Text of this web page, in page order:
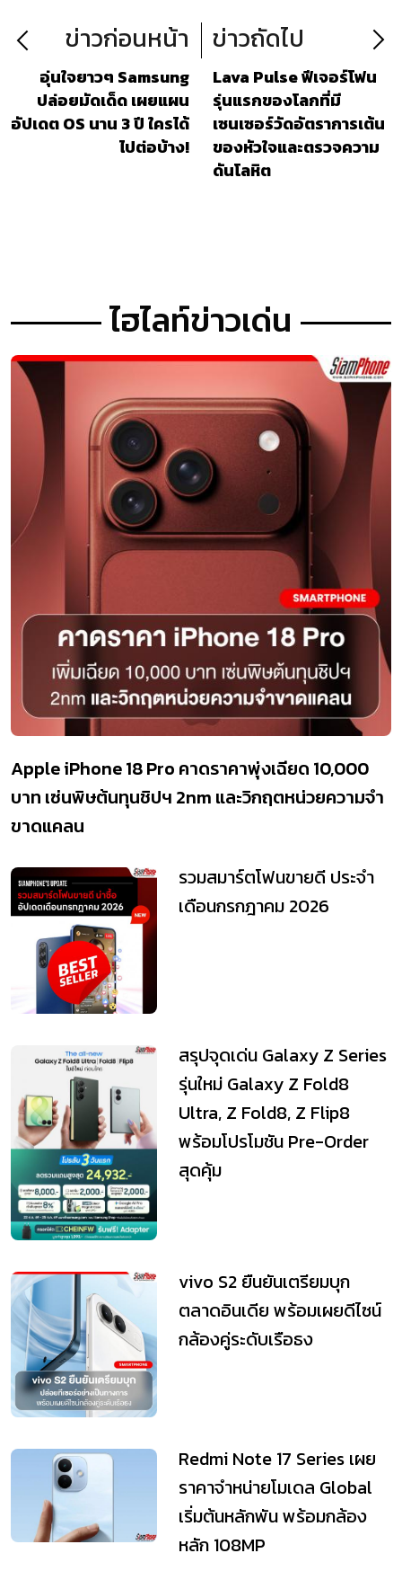
ข่าวก่อนหน้า
อุ่นใจยาวๆ Samsung
ปล่อยมัดเด็ด เผยแผน
อัปเดต OS นาน 3 ปี ใครได้
ไปต่อบ้าง!
ข่าวถัดไป
Lava Pulse ฟีเจอร์โฟน
รุ่นแรกของโลกที่มี
เซนเซอร์วัดอัตราการเต้น
ของหัวใจและตรวจความ
ดันโลหิต
ไฮไลท์ข่าวเด่น
Apple iPhone 18 Pro คาดราคาพุ่งเฉียด 10,000
บาท เซ่นพิษต้นทุนชิปฯ 2nm และวิกฤตหน่วยความจำ
ขาดแคลน
รวมสมาร์ตโฟนขายดี ประจำ
เดือนกรกฎาคม 2026
สรุปจุดเด่น Galaxy Z Series
รุ่นใหม่ Galaxy Z Fold8
Ultra, Z Fold8, Z Flip8
พร้อมโปรโมชัน Pre-Order
สุดคุ้ม
vivo S2 ยืนยันเตรียมบุก
ตลาดอินเดีย พร้อมเผยดีไซน์
กล้องคู่ระดับเรือธง
Redmi Note 17 Series เผย
ราคาจำหน่ายโมเดล Global
เริ่มต้นหลักพัน พร้อมกล้อง
หลัก 108MP